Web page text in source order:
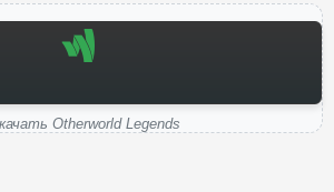
Otherworld Legends